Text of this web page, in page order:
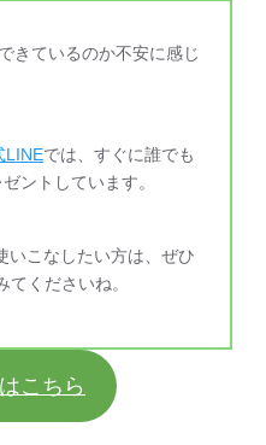
きているのか不安に感じ
LINEでは、すぐに誰でも
ントしています。
いこなしたい方は、ぜひ
てくださいね。
こちら